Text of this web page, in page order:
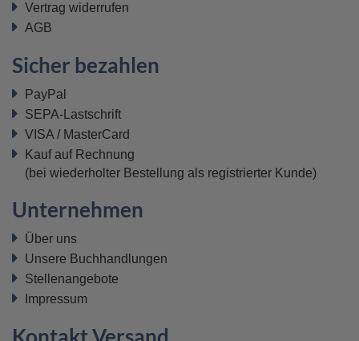
Vertrag widerrufen
AGB
Sicher bezahlen
PayPal
SEPA-Lastschrift
VISA / MasterCard
Kauf auf Rechnung
(bei wiederholter Bestellung als registrierter Kunde)
Unternehmen
Über uns
Unsere Buchhandlungen
Stellenangebote
Impressum